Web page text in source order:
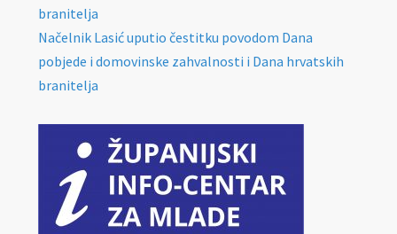
branitelja
Načelnik Lasić uputio čestitku povodom Dana
pobjede i domovinske zahvalnosti i Dana hrvatskih
branitelja